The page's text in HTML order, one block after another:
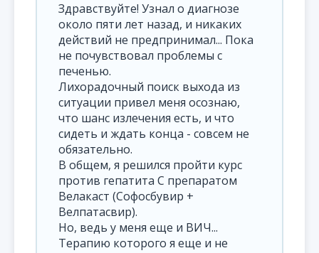
Здравствуйте! Узнал о диагнозе
около пяти лет назад, и никаких
действий не предпринимал... Пока
не почувствовал проблемы с
печенью.
Лихорадочный поиск выхода из
ситуации привел меня осознаю,
что шанс излечения есть, и что
сидеть и ждать конца - совсем не
обязательно.
В общем, я решился пройти курс
против гепатита C препаратом
Велакаст (Софосбувир +
Велпатасвир).
Но, ведь у меня еще и ВИЧ...
Терапию которого я еще и не